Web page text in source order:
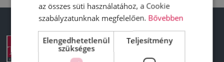
DeltaTruck
Használt
az összes süti használatához, a Cookie
szabályzatunknak megfelelően. Bővebben
Elengedhetetlenül
szükséges
Teljesítmény